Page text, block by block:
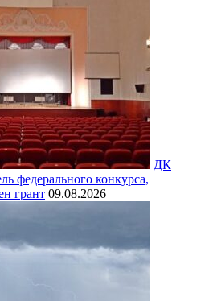
ДК
федерального конкурса,
грант 09.08.2026